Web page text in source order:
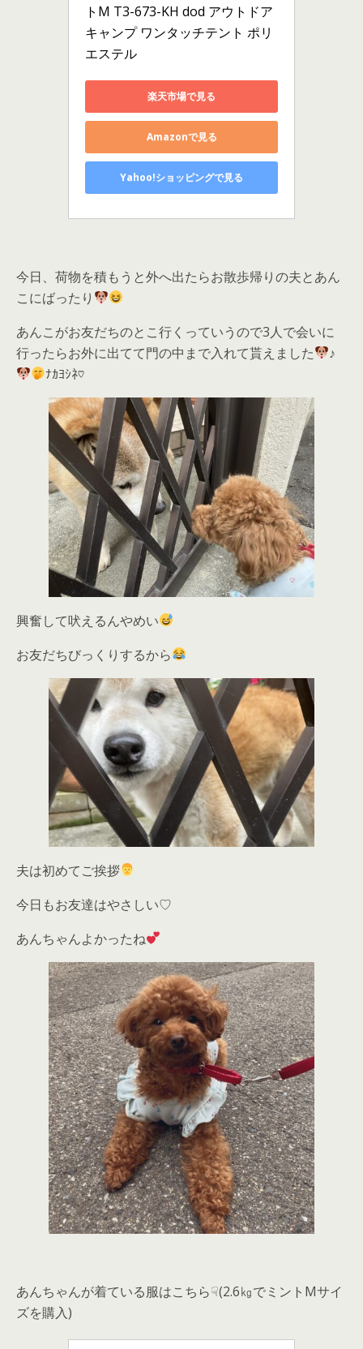
トM T3-673-KH dod アウトドア
キャンプ ワンタッチテント ポリ
エステル
楽天市場で見る
Amazonで見る
Yahoo!ショッピングで見る
今日、荷物を積もうと外へ出たらお散歩帰りの夫とあん
こにばったり
あんこがお友だちのとこ行くっていうので3人で会いに
行ったらお外に出てて門の中まで入れて貰えました
♪
ﾅｶﾖｼﾈ♡
興奮して吠えるんやめい
お友だちびっくりするから
夫は初めてご挨拶
今日もお友達はやさしい♡
あんちゃんよかったね
あんちゃんが着ている服はこちら☟(2.6㎏でミントMサイ
ズを購入)